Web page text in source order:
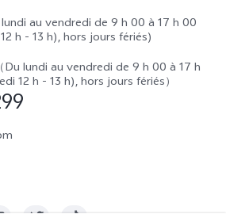
garantie
réparation-ICP
SBE
vivo
au vendredi de 9 h 00 à 17 h 00
h - 13 h), hors jours fériés)
lundi au vendredi de 9 h 00 à 17 h
12 h - 13 h), hors jours fériés）